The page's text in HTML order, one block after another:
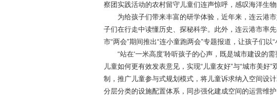
察团实践活动的农村留守儿童们连声惊呼，感叹海洋生物
为给孩子们带来丰富的研学体验，近年来，连云港
子们在行走中读懂历史、探秘科学。此外，连云港市率
市“两会”期间推出“连小童跑两会”专题报道，让孩子们以
“站在‘一米高度’聆听孩子的心声，既是城市建设的
儿童如何更有效发表意见，实现“儿童友好”与“城市美好
制，推广儿童参与式规划模式，将儿童诉求纳入空间设
分层分类的设施配置体系，同步强化建成空间的运营维